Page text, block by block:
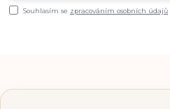
Souhlasím se zpracováním osobních údajů